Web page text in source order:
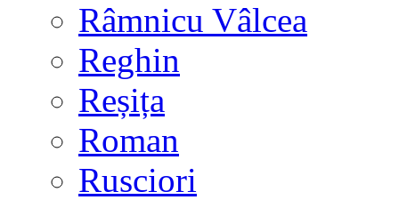
Râmnicu Vâlcea
Reghin
Reșița
Roman
Rusciori